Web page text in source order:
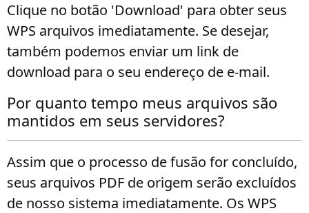
Clique no botão 'Download' para obter seus
WPS arquivos imediatamente. Se desejar,
também podemos enviar um link de
download para o seu endereço de e-mail.
Por quanto tempo meus arquivos são
mantidos em seus servidores?
Assim que o processo de fusão for concluído,
seus arquivos PDF de origem serão excluídos
de nosso sistema imediatamente. Os WPS